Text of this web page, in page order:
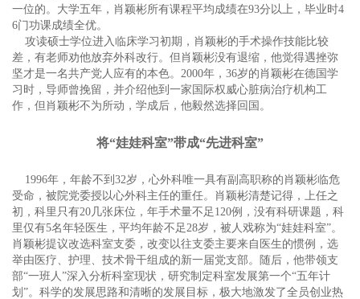
一位的。大学五年，肖颖彬所有课程平均成绩在93分以上，毕业时4
6门功课成绩全优。
攻读硕士学位进入临床学习初期，肖颖彬的手术操作技能比较
差，有老师劝他放弃外科改行。但肖颖彬没有退缩，他觉得遇挫弥
坚才是一名共产党人应有的本色。2000年，36岁的肖颖彬在德国学
习时，导师曾挽留，并介绍他到一家国际权威心脏病治疗机构工
作，但肖颖彬不为所动，学成后，他毅然选择回国。
将“娃娃科室”带成“先进科室”
1996年，年龄不到32岁，心外科唯一具有副高职称的肖颖彬临危
受命，被院党委授以心外科主任的重任。肖颖彬清楚记得，上任之
初，科里只有20几张床位，年手术量不足120例，没有科研课题，科
里仅有5名年轻医生，平均年龄不足28岁，被人戏称为“娃娃科室”。
肖颖彬提议改选科室支委，改变以往支委主要来自医生的惯例，选
举由医疗、护理、技术骨干组成的新一届党支部。随后，他带领支
部“一班人”深入分析科室现状，研究制定科室发展第一个“五年计
划”。科学的发展思路和清晰的发展目标，极大地激发了全员创业热